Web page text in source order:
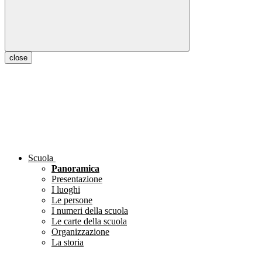
close
Scuola
Panoramica
Presentazione
I luoghi
Le persone
I numeri della scuola
Le carte della scuola
Organizzazione
La storia